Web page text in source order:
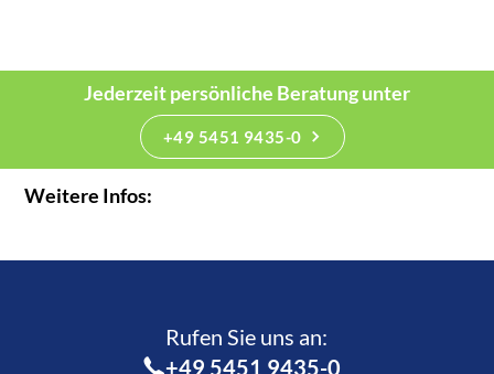
Jederzeit persönliche Beratung unter
+49 5451 9435-0
Weitere Infos:
Rufen Sie uns an:­
+49 5451 9435-0